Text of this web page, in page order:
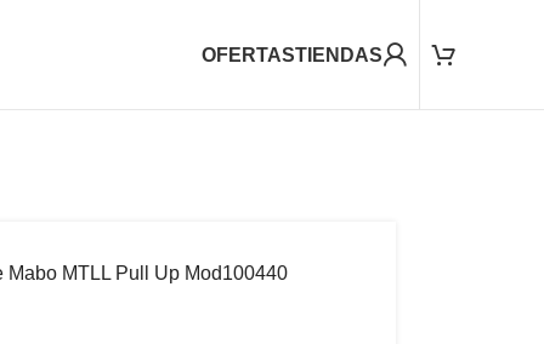
OFERTASTIENDAS
Mabo MTLL Pull Up Mod100440